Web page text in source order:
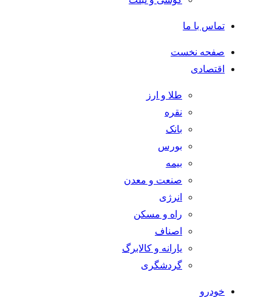
تماس با ما
صفحه نخست
اقتصادی
طلا و ارز
نقره
بانک
بورس
بیمه
صنعت و معدن
انرژی
راه و مسکن
اصناف
یارانه و کالابرگ
گردشگری
خودرو